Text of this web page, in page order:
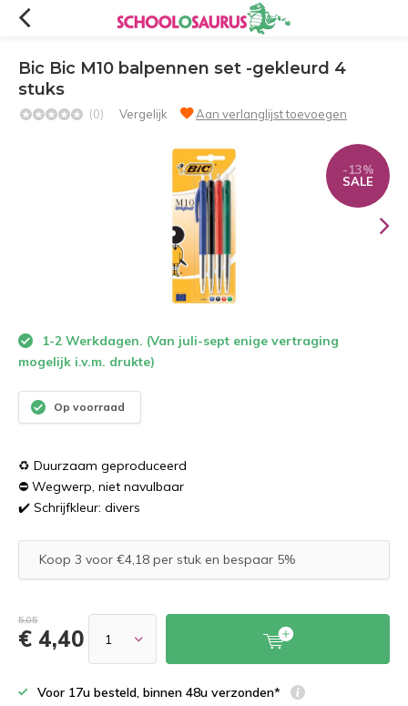
Bic Bic M10 balpennen set -gekleurd 4
stuks
(0) Vergelijk Aan verlanglijst toevoegen
-13%
SALE
1-2 Werkdagen. (Van juli-sept enige vertraging
mogelijk i.v.m. drukte)
Op voorraad
♻️ Duurzaam geproduceerd
⛔️ Wegwerp, niet navulbaar
✔️ Schrijfkleur: divers
Koop 3 voor €4,18 per stuk en bespaar 5%
5,05
€ 4,40
Voor 17u besteld, binnen 48u verzonden*